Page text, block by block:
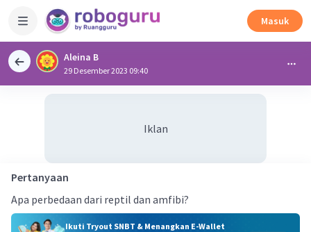
Masuk
Aleina B
29 Desember 2023 09:40
Iklan
Pertanyaan
Apa perbedaan dari reptil dan amfibi?
Ikuti Tryout SNBT & Menangkan E-Wallet